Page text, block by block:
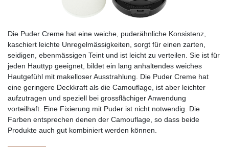
Die Puder Creme hat eine weiche, puderähnliche Konsistenz,
kaschiert leichte Unregelmässigkeiten, sorgt für einen zarten,
seidigen, ebenmässigen Teint und ist leicht zu verteilen. Sie ist für
jeden Hauttyp geeignet, bildet ein lang anhaltendes weiches
Hautgefühl mit makelloser Ausstrahlung. Die Puder Creme hat
eine geringere Deckkraft als die Camouflage, ist aber leichter
aufzutragen und speziell bei grossflächiger Anwendung
vorteilhaft. Eine Fixierung mit Puder ist nicht notwendig. Die
Farben entsprechen denen der Camouflage, so dass beide
Produkte auch gut kombiniert werden können.